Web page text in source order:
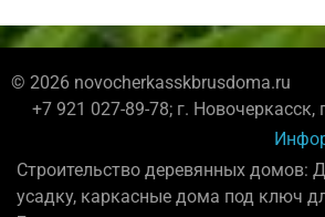
© 2026 novocherkasskbrusdoma.ru
+7 921 027-89-78; г. Новочеркасск,
Строительство деревянных домов:
усадку, каркасные дома под ключ